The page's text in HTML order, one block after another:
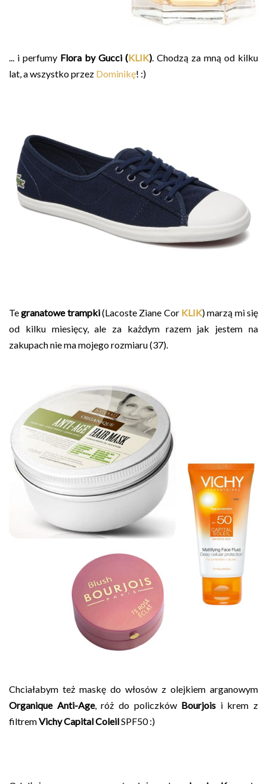
... i perfumy Flora by Gucci (KLIK). Chodzą za mną od kilku
lat, a wszystko przez Dominikę! :)
Tegranatowe trampki(Lacoste Ziane Cor KLIK) marzą mi się
od kilku miesięcy, ale za każdym razem jak jestem na
zakupach nie ma mojego rozmiaru (37).
Chciałabym też maskę do włosów z olejkiem arganowym
Organique Anti-Age, róż do policzków Bourjois i krem z
filtremVichy Capital ColeilSPF50 :)